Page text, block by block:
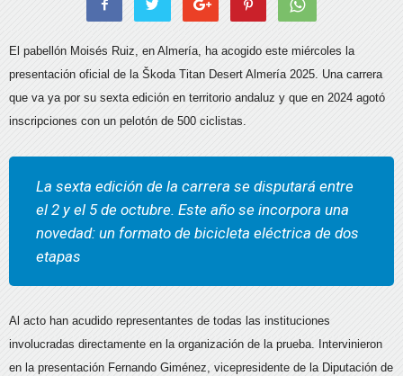
El pabellón Moisés Ruiz, en Almería, ha acogido este miércoles la
presentación oficial de la Škoda Titan Desert Almería 2025. Una carrera
que va ya por su sexta edición en territorio andaluz y que en 2024 agotó
inscripciones con un pelotón de 500 ciclistas.
La sexta edición de la carrera se disputará entre
el 2 y el 5 de octubre. Este año se incorpora una
novedad: un formato de bicicleta eléctrica de dos
etapas
Al acto han acudido representantes de todas las instituciones
involucradas directamente en la organización de la prueba. Intervinieron
en la presentación Fernando Giménez, vicepresidente de la Diputación de